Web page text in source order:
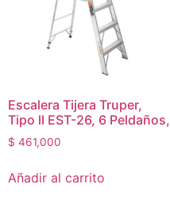
Escalera Tijera Truper,
Tipo ll EST-26, 6 Peldaños,
$ 461,000
Añadir al carrito